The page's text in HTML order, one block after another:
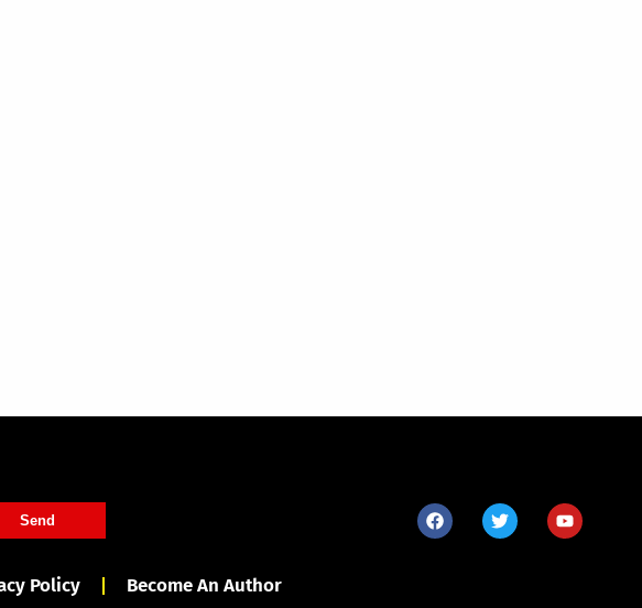
Send
Policy Become An Author